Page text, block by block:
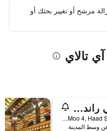
مرشح أو تغيير بحثك أو
تالاي
كيك سي راند ريزورت كو تشانج
1/1 Moo 4, Haad Sai Khao, كو تشانغ, تايلاند